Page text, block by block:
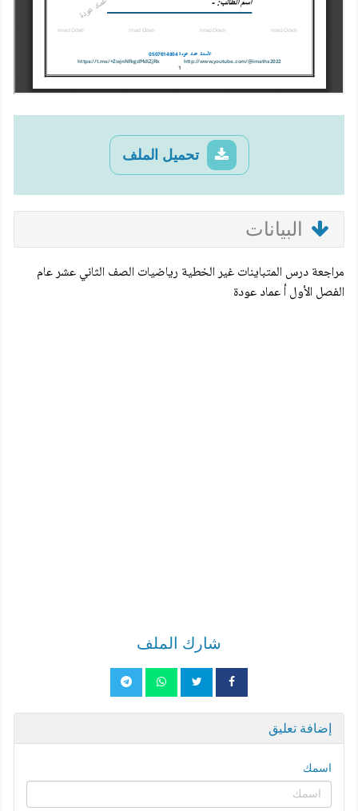
تحميل الملف
البيانات
مراجعة درس المتباينات غير الخطية رياضيات الصف الثاني عشر عام
الفصل الأول أ عماد عودة
شارك الملف
إضافة تعليق
اسمك